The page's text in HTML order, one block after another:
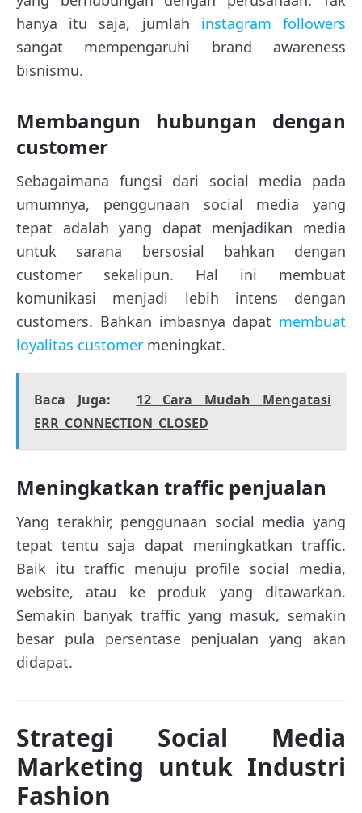
hanya itu saja, jumlah instagram followers
sangat mempengaruhi brand awareness
bisnismu.
Membangun hubungan dengan
customer
Sebagaimana fungsi dari social media pada
umumnya, penggunaan social media yang
tepat adalah yang dapat menjadikan media
untuk sarana bersosial bahkan dengan
customer sekalipun. Hal ini membuat
komunikasi menjadi lebih intens dengan
customers. Bahkan imbasnya dapat membuat
loyalitas customer meningkat.
Baca Juga:
12 Cara Mudah Mengatasi
ERR_CONNECTION_CLOSED
Meningkatkan traffic penjualan
Yang terakhir, penggunaan social media yang
tepat tentu saja dapat meningkatkan traffic.
Baik itu traffic menuju profile social media,
website, atau ke produk yang ditawarkan.
Semakin banyak traffic yang masuk, semakin
besar pula persentase penjualan yang akan
didapat.
Strategi Social Media
Marketing untuk Industri
Fashion